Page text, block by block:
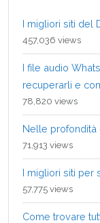
I migliori siti del
457,036 views
I file audio
recuperarli e
78,820 views
Nelle
71,913 views
I migliori siti per
57,775 views
Come trovare